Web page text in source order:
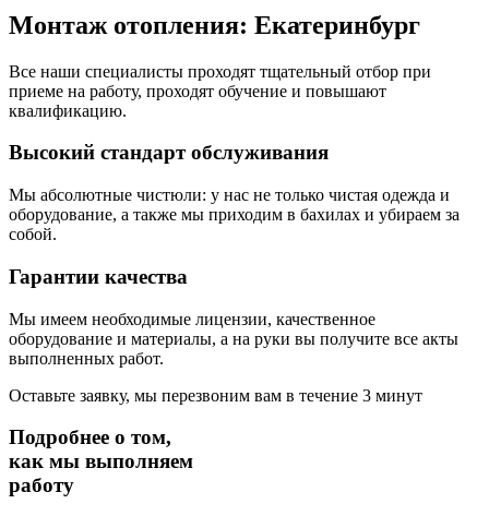
Монтаж отопления: Екатеринбург
Все наши специалисты проходят тщательный отбор при
приеме на работу, проходят обучение и повышают
квалификацию.
Высокий стандарт обслуживания
Мы абсолютные чистюли: у нас не только чистая одежда и
оборудование, а также мы приходим в бахилах и убираем за
собой.
Гарантии качества
Мы имеем необходимые лицензии, качественное
оборудование и материалы, а на руки вы получите все акты
выполненных работ.
Оставьте заявку, мы перезвоним вам в течение 3 минут
Подробнее о том,
как мы выполняем
работу